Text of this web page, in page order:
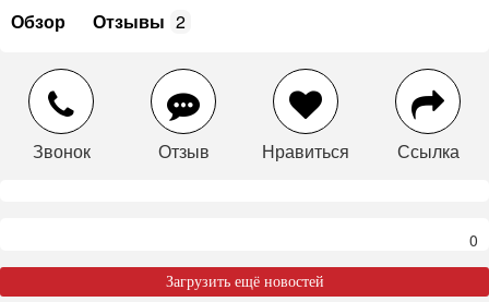
Обзор Отзывы 2
Звонок Отзыв Нравиться Ссылка
0
Загрузить ещё новостей